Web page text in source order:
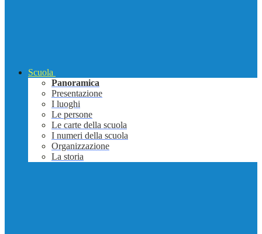
Scuola
Panoramica
Presentazione
I luoghi
Le persone
Le carte della scuola
I numeri della scuola
Organizzazione
La storia